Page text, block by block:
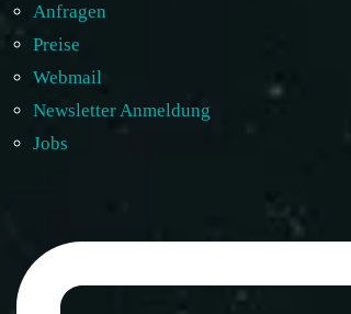
Anfragen
Preise
Webmail
Newsletter Anmeldung
Jobs